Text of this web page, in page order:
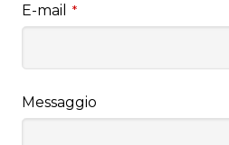
E-mail *
Messaggio